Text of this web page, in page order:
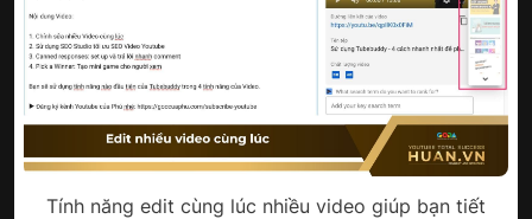
Tính năng edit cùng lúc nhiều video giúp bạn tiết